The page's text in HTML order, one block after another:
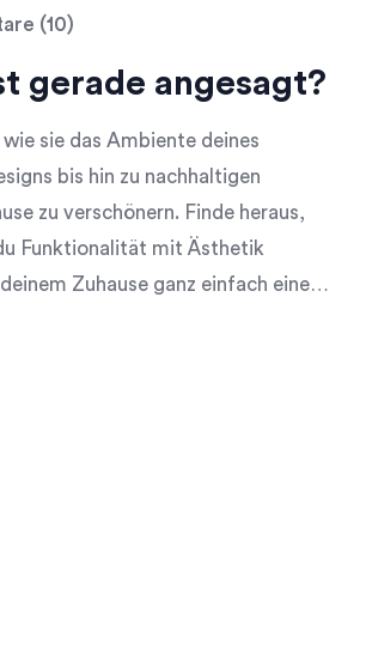
(10)
gerade angesagt?
sie das Ambiente deines
bis hin zu nachhaltigen
zu verschönern. Finde heraus,
Funktionalität mit Ästhetik
Zuhause ganz einfach einen